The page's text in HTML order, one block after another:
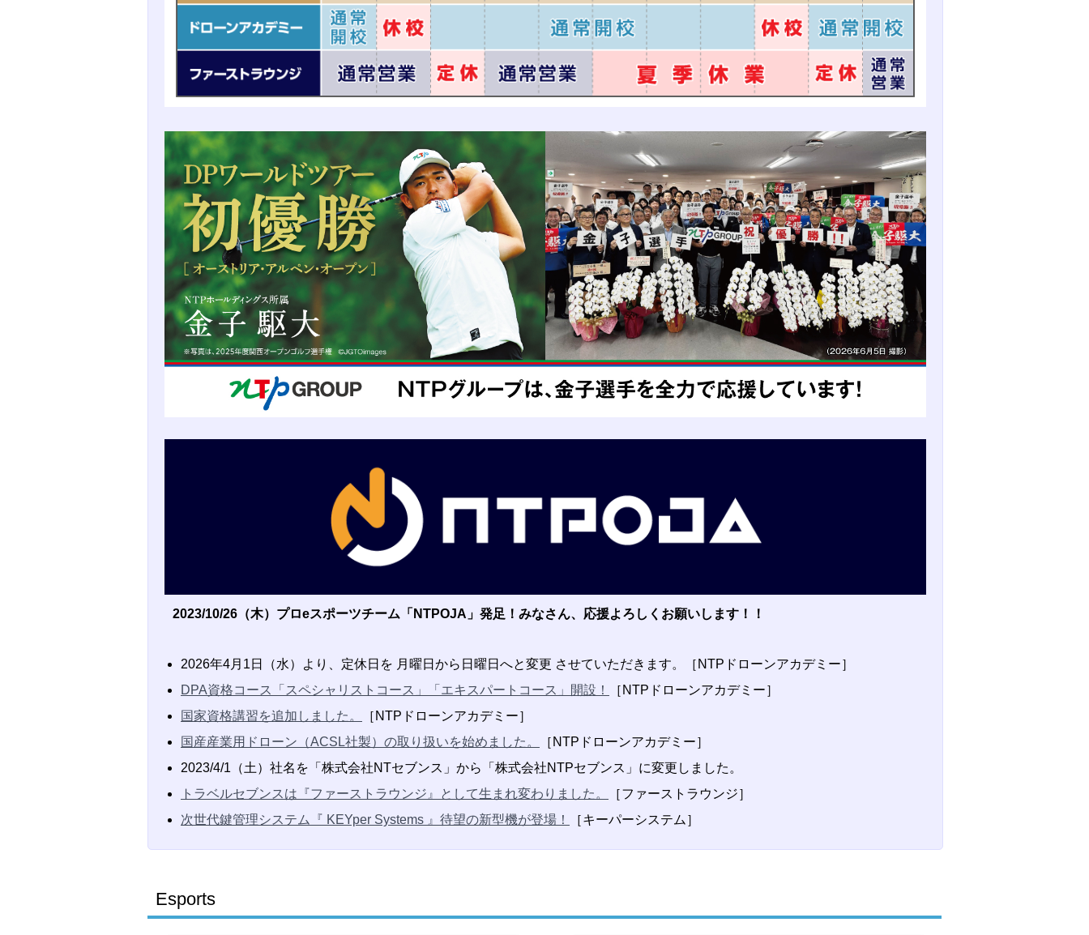
2023/10/26（木）プロeスポーツチーム「NTPOJA」発足！みなさん、応援よろしくお願いします！！
2026年4月1日（水）より、定休日を 月曜日から日曜日へと変更 させていただきます。［NTPドローンアカデミー］
DPA資格コース「スペシャリストコース」「エキスパートコース」開設！
［NTPドローンアカデミー］
国家資格講習を追加しました。
［NTPドローンアカデミー］
国産産業用ドローン（ACSL社製）の取り扱いを始めました。
［NTPドローンアカデミー］
2023/4/1（土）社名を「株式会社NTセブンス」から「株式会社NTPセブンス」に変更しました。
トラベルセブンスは『ファーストラウンジ』として生まれ変わりました。
［ファーストラウンジ］
次世代鍵管理システム『 KEYper Systems 』待望の新型機が登場！
［キーパーシステム］
Esports